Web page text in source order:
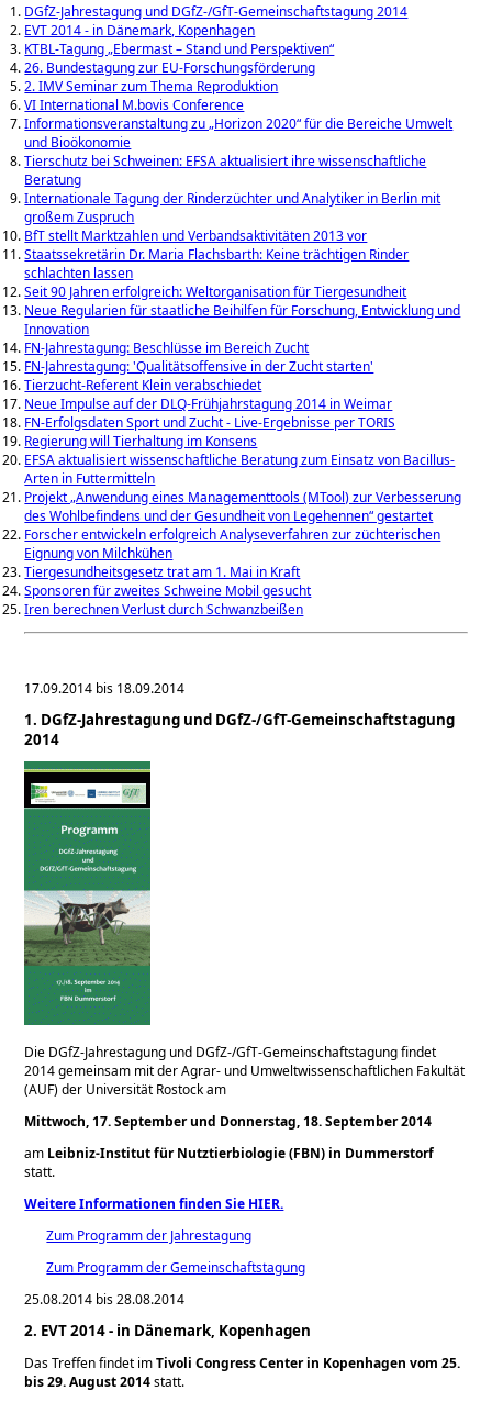
DGfZ-Jahrestagung und DGfZ-/GfT-Gemeinschaftstagung 2014
EVT 2014 - in Dänemark, Kopenhagen
KTBL-Tagung „Ebermast – Stand und Perspektiven“
26. Bundestagung zur EU-Forschungsförderung
2. IMV Seminar zum Thema Reproduktion
VI International M.bovis Conference
Informationsveranstaltung zu „Horizon 2020“ für die Bereiche Umwelt
und Bioökonomie
Tierschutz bei Schweinen: EFSA aktualisiert ihre wissenschaftliche
Beratung
Internationale Tagung der Rinderzüchter und Analytiker in Berlin mit
großem Zuspruch
BfT stellt Marktzahlen und Verbandsaktivitäten 2013 vor
Staatssekretärin Dr. Maria Flachsbarth: Keine trächtigen Rinder
schlachten lassen
Seit 90 Jahren erfolgreich: Weltorganisation für Tiergesundheit
Neue Regularien für staatliche Beihilfen für Forschung, Entwicklung und
Innovation
FN-Jahrestagung: Beschlüsse im Bereich Zucht
FN-Jahrestagung: 'Qualitätsoffensive in der Zucht starten'
Tierzucht-Referent Klein verabschiedet
Neue Impulse auf der DLQ-Frühjahrstagung 2014 in Weimar
FN-Erfolgsdaten Sport und Zucht - Live-Ergebnisse per TORIS
Regierung will Tierhaltung im Konsens
EFSA aktualisiert wissenschaftliche Beratung zum Einsatz von Bacillus-
Arten in Futtermitteln
Projekt „Anwendung eines Managementtools (MTool) zur Verbesserung
des Wohlbefindens und der Gesundheit von Legehennen“ gestartet
Forscher entwickeln erfolgreich Analyseverfahren zur züchterischen
Eignung von Milchkühen
Tiergesundheitsgesetz trat am 1. Mai in Kraft
Sponsoren für zweites Schweine Mobil gesucht
Iren berechnen Verlust durch Schwanzbeißen
17.09.2014 bis 18.09.2014
1. DGfZ-Jahrestagung und DGfZ-/GfT-Gemeinschaftstagung
2014
Die DGfZ-Jahrestagung und DGfZ-/GfT-Gemeinschaftstagung findet
2014 gemeinsam mit der Agrar- und Umweltwissenschaftlichen Fakultät
(AUF) der Universität Rostock am
Mittwoch, 17. September und Donnerstag, 18. September 2014
am Leibniz-Institut für Nutztierbiologie (FBN) in Dummerstorf
statt.
Weitere Informationen finden Sie HIER.
Zum Programm der Jahrestagung
Zum Programm der Gemeinschaftstagung
25.08.2014 bis 28.08.2014
2. EVT 2014 - in Dänemark, Kopenhagen
Das Treffen findet imTivoli Congress Center in Kopenhagen vom 25.
bis 29. August 2014statt.